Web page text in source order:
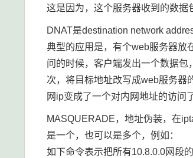
这是因为，这个服务器收到的数据
DNAT是destination network
典型的应用是，有个web服务器放
问的时候，客户端发出一个数据
次，将目标地址改写成web服务器
网ip变成了一个对内网地址的访问
MASQUERADE，地址伪装，在
是一个，也可以是多个，例如：
如下命令表示把所有10.8.0.0网段